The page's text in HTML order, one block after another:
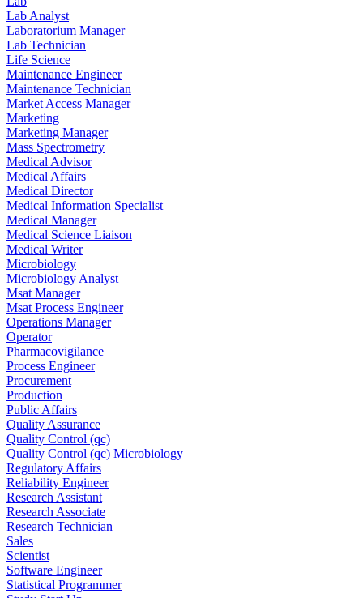
Lab Analyst
Laboratorium Manager
Lab Technician
Life Science
Maintenance Engineer
Maintenance Technician
Market Access Manager
Marketing
Marketing Manager
Mass Spectrometry
Medical Advisor
Medical Affairs
Medical Director
Medical Information Specialist
Medical Manager
Medical Science Liaison
Medical Writer
Microbiology
Microbiology Analyst
Msat Manager
Msat Process Engineer
Operations Manager
Operator
Pharmacovigilance
Process Engineer
Procurement
Production
Public Affairs
Quality Assurance
Quality Control (qc)
Quality Control (qc) Microbiology
Regulatory Affairs
Reliability Engineer
Research Assistant
Research Associate
Research Technician
Sales
Scientist
Software Engineer
Statistical Programmer